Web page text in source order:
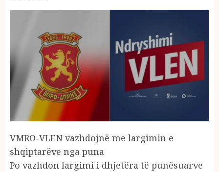
VMRO-VLEN vazhdojnë me largimin e
shqiptarëve nga puna
Po vazhdon largimi i dhjetëra të punësuarve